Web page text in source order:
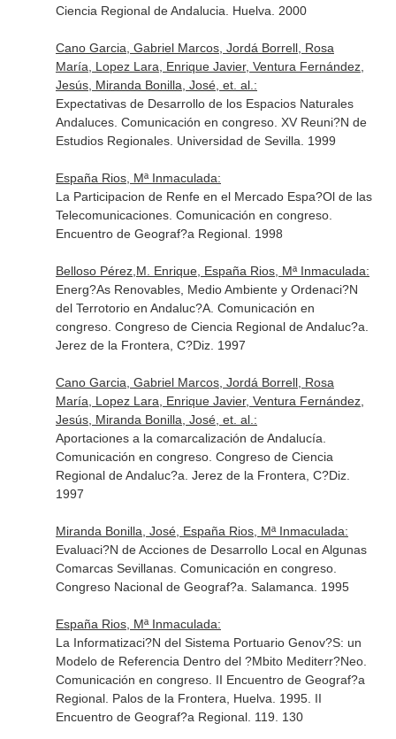
Ciencia Regional de Andalucia. Huelva. 2000
Cano Garcia, Gabriel Marcos, Jordá Borrell, Rosa
María, Lopez Lara, Enrique Javier, Ventura Fernández,
Jesús, Miranda Bonilla, José, et. al.:
Expectativas de Desarrollo de los Espacios Naturales
Andaluces. Comunicación en congreso. XV Reuni?N de
Estudios Regionales. Universidad de Sevilla. 1999
España Rios, Mª Inmaculada:
La Participacion de Renfe en el Mercado Espa?Ol de las
Telecomunicaciones. Comunicación en congreso.
Encuentro de Geograf?a Regional. 1998
Belloso Pérez,M. Enrique, España Rios, Mª Inmaculada:
Energ?As Renovables, Medio Ambiente y Ordenaci?N
del Terrotorio en Andaluc?A. Comunicación en
congreso. Congreso de Ciencia Regional de Andaluc?a.
Jerez de la Frontera, C?Diz. 1997
Cano Garcia, Gabriel Marcos, Jordá Borrell, Rosa
María, Lopez Lara, Enrique Javier, Ventura Fernández,
Jesús, Miranda Bonilla, José, et. al.:
Aportaciones a la comarcalización de Andalucía.
Comunicación en congreso. Congreso de Ciencia
Regional de Andaluc?a. Jerez de la Frontera, C?Diz.
1997
Miranda Bonilla, José, España Rios, Mª Inmaculada:
Evaluaci?N de Acciones de Desarrollo Local en Algunas
Comarcas Sevillanas. Comunicación en congreso.
Congreso Nacional de Geograf?a. Salamanca. 1995
España Rios, Mª Inmaculada:
La Informatizaci?N del Sistema Portuario Genov?S: un
Modelo de Referencia Dentro del ?Mbito Mediterr?Neo.
Comunicación en congreso. II Encuentro de Geograf?a
Regional. Palos de la Frontera, Huelva. 1995. II
Encuentro de Geograf?a Regional. 119. 130